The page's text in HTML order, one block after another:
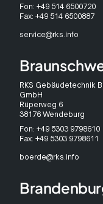
Fon: +49 514 6500720
Fax: +49 514 6500887
service@rks.info
RKS Gebäudetechnik
GmbH
Rüperweg 6
38176 Wendeburg
Fon: +49 5303 9798610
Fax: +49 5303 9798611
boerde@rks.info